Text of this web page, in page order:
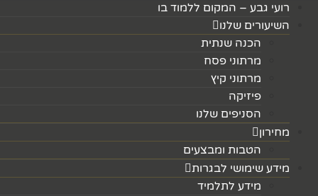
רועי גבע – המקום ללמוד בו
השיעורים שלנו
הכנה שנתית
מרתוני פסח
מרתוני קיץ
פיזיקה
הסניפים שלנו
מחירון
הטבות ומבצעים
מידע שימושי לבגרות
מידע לתלמיד